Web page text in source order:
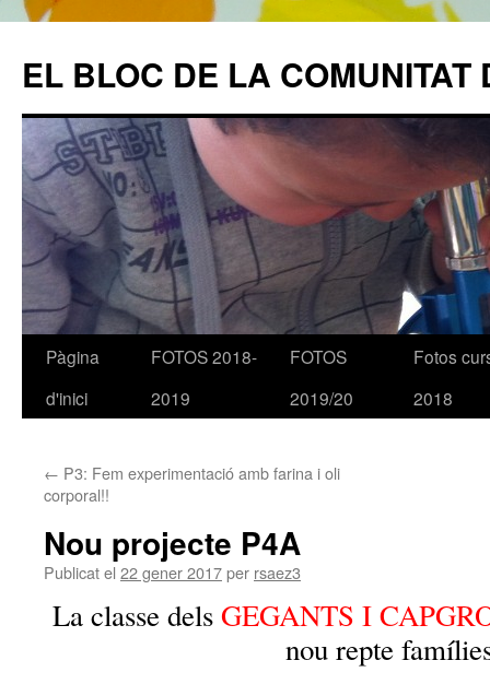
EL BLOC DE LA COMUNITAT
Vés
Pàgina
d'inici
FOTOS 2018-
2019
FOTOS
2019/20
Fotos
2018
← P3: Fem experimentació amb farina i oli
corporal!!
Nou projecte P4A
Publicat el 22 gener 2017per rsaez3
La classe delsGEGANTS I
nou repte